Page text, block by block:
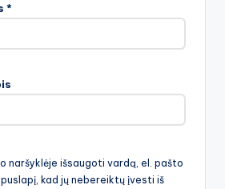
*
naršyklėje išsaugoti vardą, el. pašto
kad jų nebereiktų įvesti iš